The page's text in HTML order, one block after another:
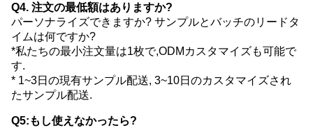
Q4. 注文の最低額はありますか?
パーソナライズできますか? サンプルとバッチのリードタ
イムは何ですか?
*私たちの最小注文量は1枚で,ODMカスタマイズも可能で
す.
* 1~3日の現有サンプル配送, 3~10日のカスタマイズされ
たサンプル配送.
Q5:もし使えなかったら?